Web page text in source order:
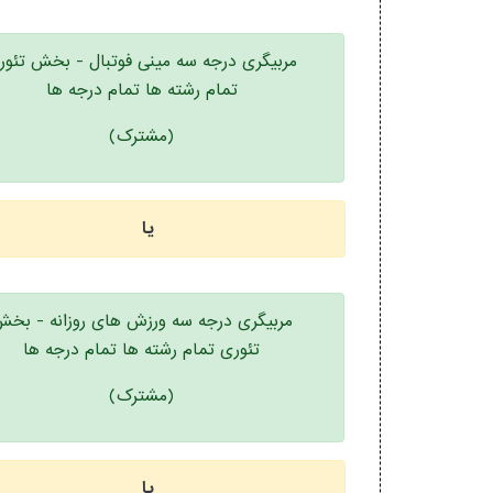
مربیگری درجه سه مینی فوتبال - بخش
تمام رشته ها تمام درجه ها
(مشترک)
یا
مربیگری درجه سه ورزش های روزانه -
تئوری تمام رشته ها تمام درجه ها
(مشترک)